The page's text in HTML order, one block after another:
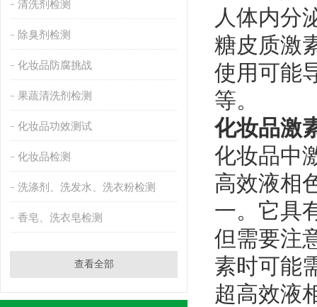
清洗剂检测
除臭剂检测
化妆品防腐挑战
果蔬清洗剂检测
化妆品功效测试
化妆品检测
洗涤剂、洗发水、洗衣粉检测
香皂、洗衣皂检测
查看全部
人体内分
糖皮质激
使用可能
等。
化妆品激
化妆品中
高效液相
一。它具
但需要注
素时可能
超高效液